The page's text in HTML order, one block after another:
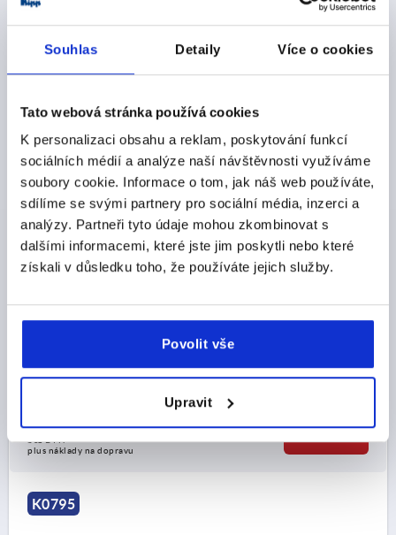
Souhlas Detaily Více o cookies
Tato webová stránka používá cookies
K personalizaci obsahu a reklam, poskytování funkcí
sociálních médií a analýze naší návštěvnosti využíváme
soubory cookie. Informace o tom, jak náš web používáte,
sdílíme se svými partnery pro sociální média, inzerci a
analýzy. Partneři tyto údaje mohou zkombinovat s
dalšími informacemi, které jste jim poskytli nebo které
získali v důsledku toho, že používáte jejich služby.
Povolit vše
Upravit
K0795
TRUBKOVÉ MADLO KULATÝ, A=400, L=446,4, D=M08,
HLINÍK ČERNÁ POTAŽE.PRÁŠKOVOU HMOTOU
BARVA ZÁKLADNÍHO TĚLESA=ČERNÁ
ROZTEČ OTVORŮ=400
UPEVŇOVACÍ OTVOR=M8
Objednací číslo:K0795.400081
CZK771.34
bez DPH
plus náklady na dopravu
K0795